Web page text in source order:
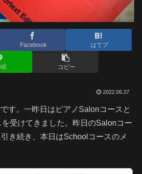
Facebook はてブ
コピー
2022.06.27
す。一昨日はピアノSalonコースと
受けてきました。昨日のSalonコー
き続き、本日はSchoolコースのメ